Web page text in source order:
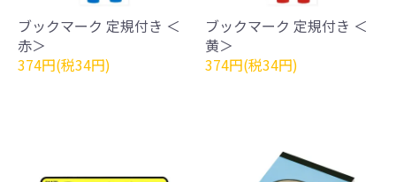
ブックマーク 定規付き ＜
赤＞
374円(税34円)
ブックマーク 定規付き ＜
黄＞
374円(税34円)